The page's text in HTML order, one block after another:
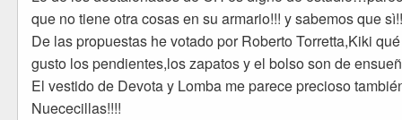
que no tiene otra cosas en su armario!!! y sabemos que
De las propuestas he votado por Roberto Torretta,Kiki qué
gusto los pendientes,los zapatos y el bolso son de
El vestido de Devota y Lomba me parece precioso
Nuececillas!!!!